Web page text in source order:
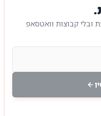
ובלי קבוצות וואטסאפ